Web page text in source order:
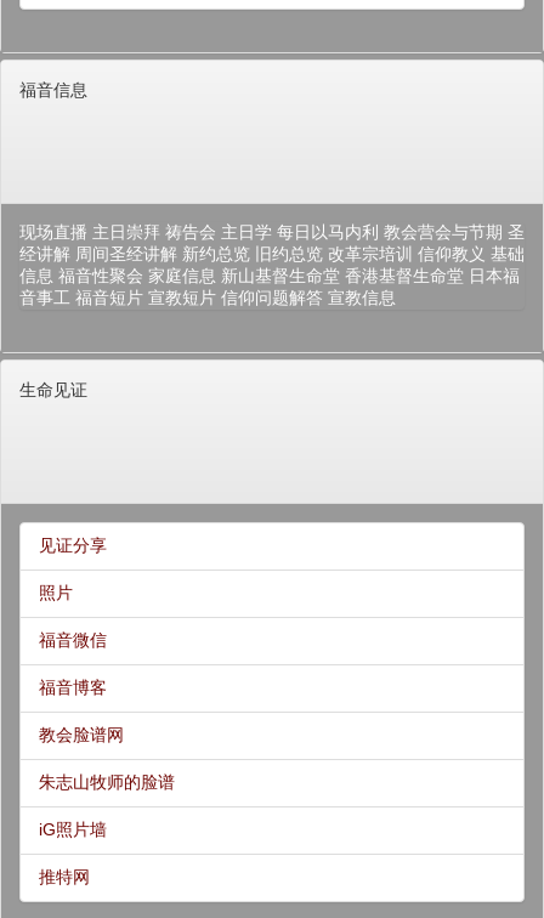
福音信息
现场直播 主日崇拜 祷告会 主日学 每日以马内利 教会营会与节期 圣
经讲解 周间圣经讲解 新约总览 旧约总览 改革宗培训 信仰教义 基础
信息 福音性聚会 家庭信息 新山基督生命堂 香港基督生命堂 日本福
音事工 福音短片 宣教短片 信仰问题解答 宣教信息
生命见证
见证分享
照片
福音微信
福音博客
教会脸谱网
朱志山牧师的脸谱
iG照片墙
推特网